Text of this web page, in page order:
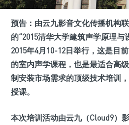
预告： 由云九影音文化传播机构
的“2015清华大学建筑声学原理与
2015年4月10-12日举行，这是目
的室内声学课程，也是最适合高
制安装市场需求的顶级技术培训 ，
授课。
本次培训活动由云九（Cloud9）